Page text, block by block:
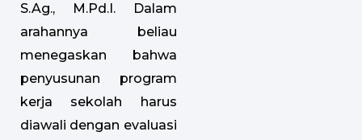
S.Ag., M.Pd.I. Dalam
arahannya beliau
menegaskan bahwa
penyusunan program
kerja sekolah harus
diawali dengan evaluasi